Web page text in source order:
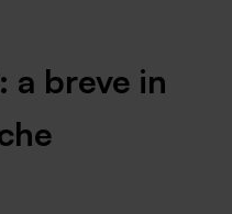
a breve in